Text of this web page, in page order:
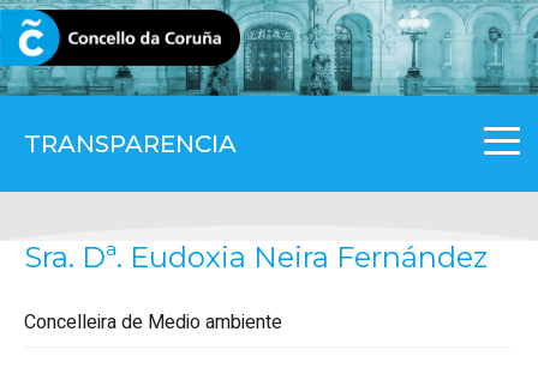
TRANSPARENCIA
CORUNA.GAL
Sra. Dª. Eudoxia Neira Fernández
Concelleira de Medio ambiente